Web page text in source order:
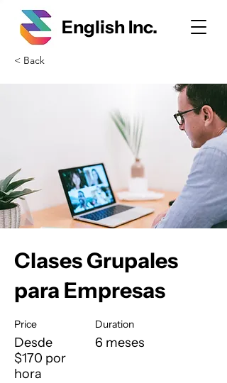
English Inc.
< Back
Clases Grupales
para Empresas
Price
Desde
$170 por
hora
Duration
6 meses